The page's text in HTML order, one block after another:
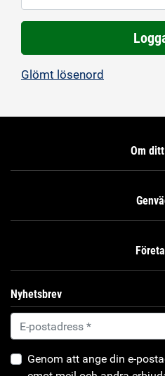
Glömt lösenord
Om
Nyhetsbrev
Genom att ange din e-